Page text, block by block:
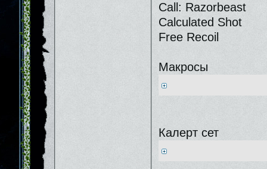
Call: Razorbeast
Calculated Shot
Free Recoil
Макросы
Калерт сет